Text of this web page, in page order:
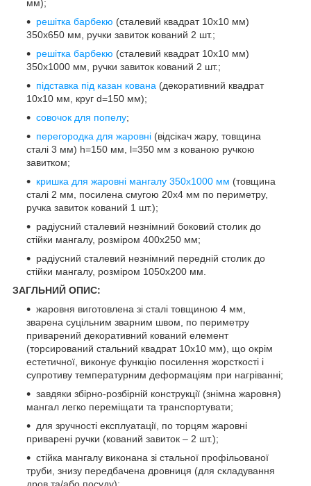
мм);
решітка барбекю (сталевий квадрат 10х10 мм)
350х650 мм, ручки завиток кований 2 шт.;
решітка барбекю (сталевий квадрат 10х10 мм)
350х1000 мм, ручки завиток кований 2 шт.;
підставка під казан кована (декоративний квадрат
10х10 мм, круг d=150 мм);
совочок для попелу;
перегородка для жаровні (відсікач жару, товщина
сталі 3 мм) h=150 мм, l=350 мм з кованою ручкою
завитком;
кришка для жаровні мангалу 350х1000 мм (товщина
сталі 2 мм, посилена смугою 20х4 мм по периметру,
ручка завиток кований 1 шт.);
радіусний сталевий незнімний боковий столик до
стійки мангалу, розміром 400х250 мм;
радіусний сталевий незнімний передній столик до
стійки мангалу, розміром 1050х200 мм.
ЗАГЛЬНИЙ ОПИС:
жаровня виготовлена зі сталі товщиною 4 мм,
зварена суцільним зварним швом, по периметру
приварений декоративний кований елемент
(торсирований стальний квадрат 10х10 мм), що окрім
естетичної, виконує функцію посилення жорсткості і
супротиву температурним деформаціям при нагріванні;
завдяки збірно-розбірній конструкції (знімна жаровня)
мангал легко переміщати та транспортувати;
для зручності експлуатації, по торцям жаровні
приварені ручки (кований завиток – 2 шт.);
стійка мангалу виконана зі стальної профільованої
труби, знизу передбачена дровниця (для складування
дров та/або посуду);